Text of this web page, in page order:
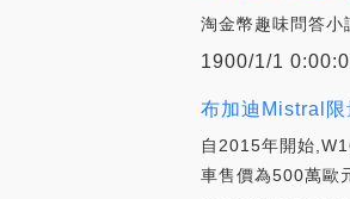
淘金幣趣味問答
1900/1/1
布加迪Mistral
自2015年開始
車售價為500萬歐